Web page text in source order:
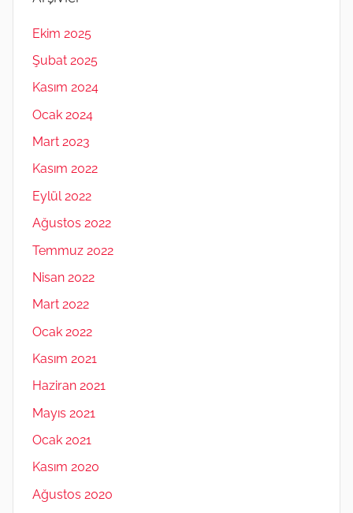
Ekim 2025
Şubat 2025
Kasım 2024
Ocak 2024
Mart 2023
Kasım 2022
Eylül 2022
Ağustos 2022
Temmuz 2022
Nisan 2022
Mart 2022
Ocak 2022
Kasım 2021
Haziran 2021
Mayıs 2021
Ocak 2021
Kasım 2020
Ağustos 2020